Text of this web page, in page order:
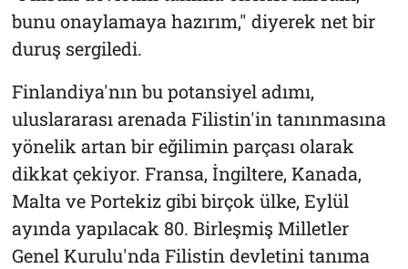
bunu onaylamaya hazırım," diyerek net bir
duruş sergiledi.
Finlandiya'nın bu potansiyel adımı,
uluslararası arenada Filistin'in tanınmasına
yönelik artan bir eğilimin parçası olarak
dikkat çekiyor. Fransa, İngiltere, Kanada,
Malta ve Portekiz gibi birçok ülke, Eylül
ayında yapılacak 80. Birleşmiş Milletler
Genel Kurulu'nda Filistin devletini tanıma